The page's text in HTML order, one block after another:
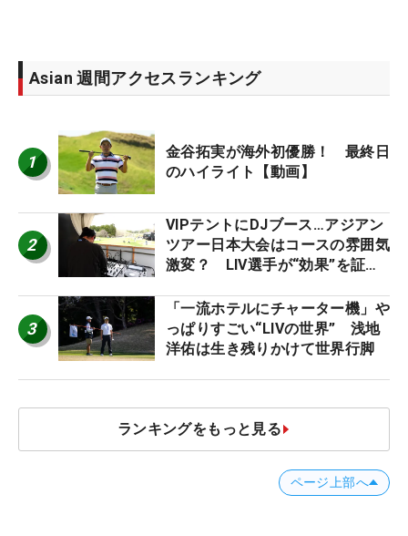
Asian 週間アクセスランキング
1
金谷拓実が海外初優勝！ 最終日
のハイライト【動画】
2
VIPテントにDJブース…アジアン
ツアー日本大会はコースの雰囲気
激変？ LIV選手が“効果”を証言
3
「一流ホテルにチャーター機」や
っぱりすごい“LIVの世界” 浅地
洋佑は生き残りかけて世界行脚
ランキングをもっと見る
ページ上部へ